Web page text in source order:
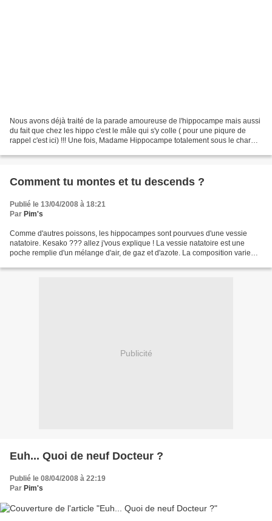
Nous avons déjà traité de la parade amoureuse de l'hippocampe mais aussi
du fait que chez les hippo c'est le mâle qui s'y colle ( pour une piqure de
rappel c'est ici) !!! Une fois, Madame Hippocampe totalement sous le charme
Comment tu montes et tu descends ?
Publié le 13/04/2008 à 18:21
Par Pim's
Comme d'autres poissons, les hippocampes sont pourvues d'une vessie
natatoire. Kesako ??? allez j'vous explique ! La vessie natatoire est une
poche remplie d'un mélange d'air, de gaz et d'azote. La composition varie
Publicité
Euh... Quoi de neuf Docteur ?
Publié le 08/04/2008 à 22:19
Par Pim's